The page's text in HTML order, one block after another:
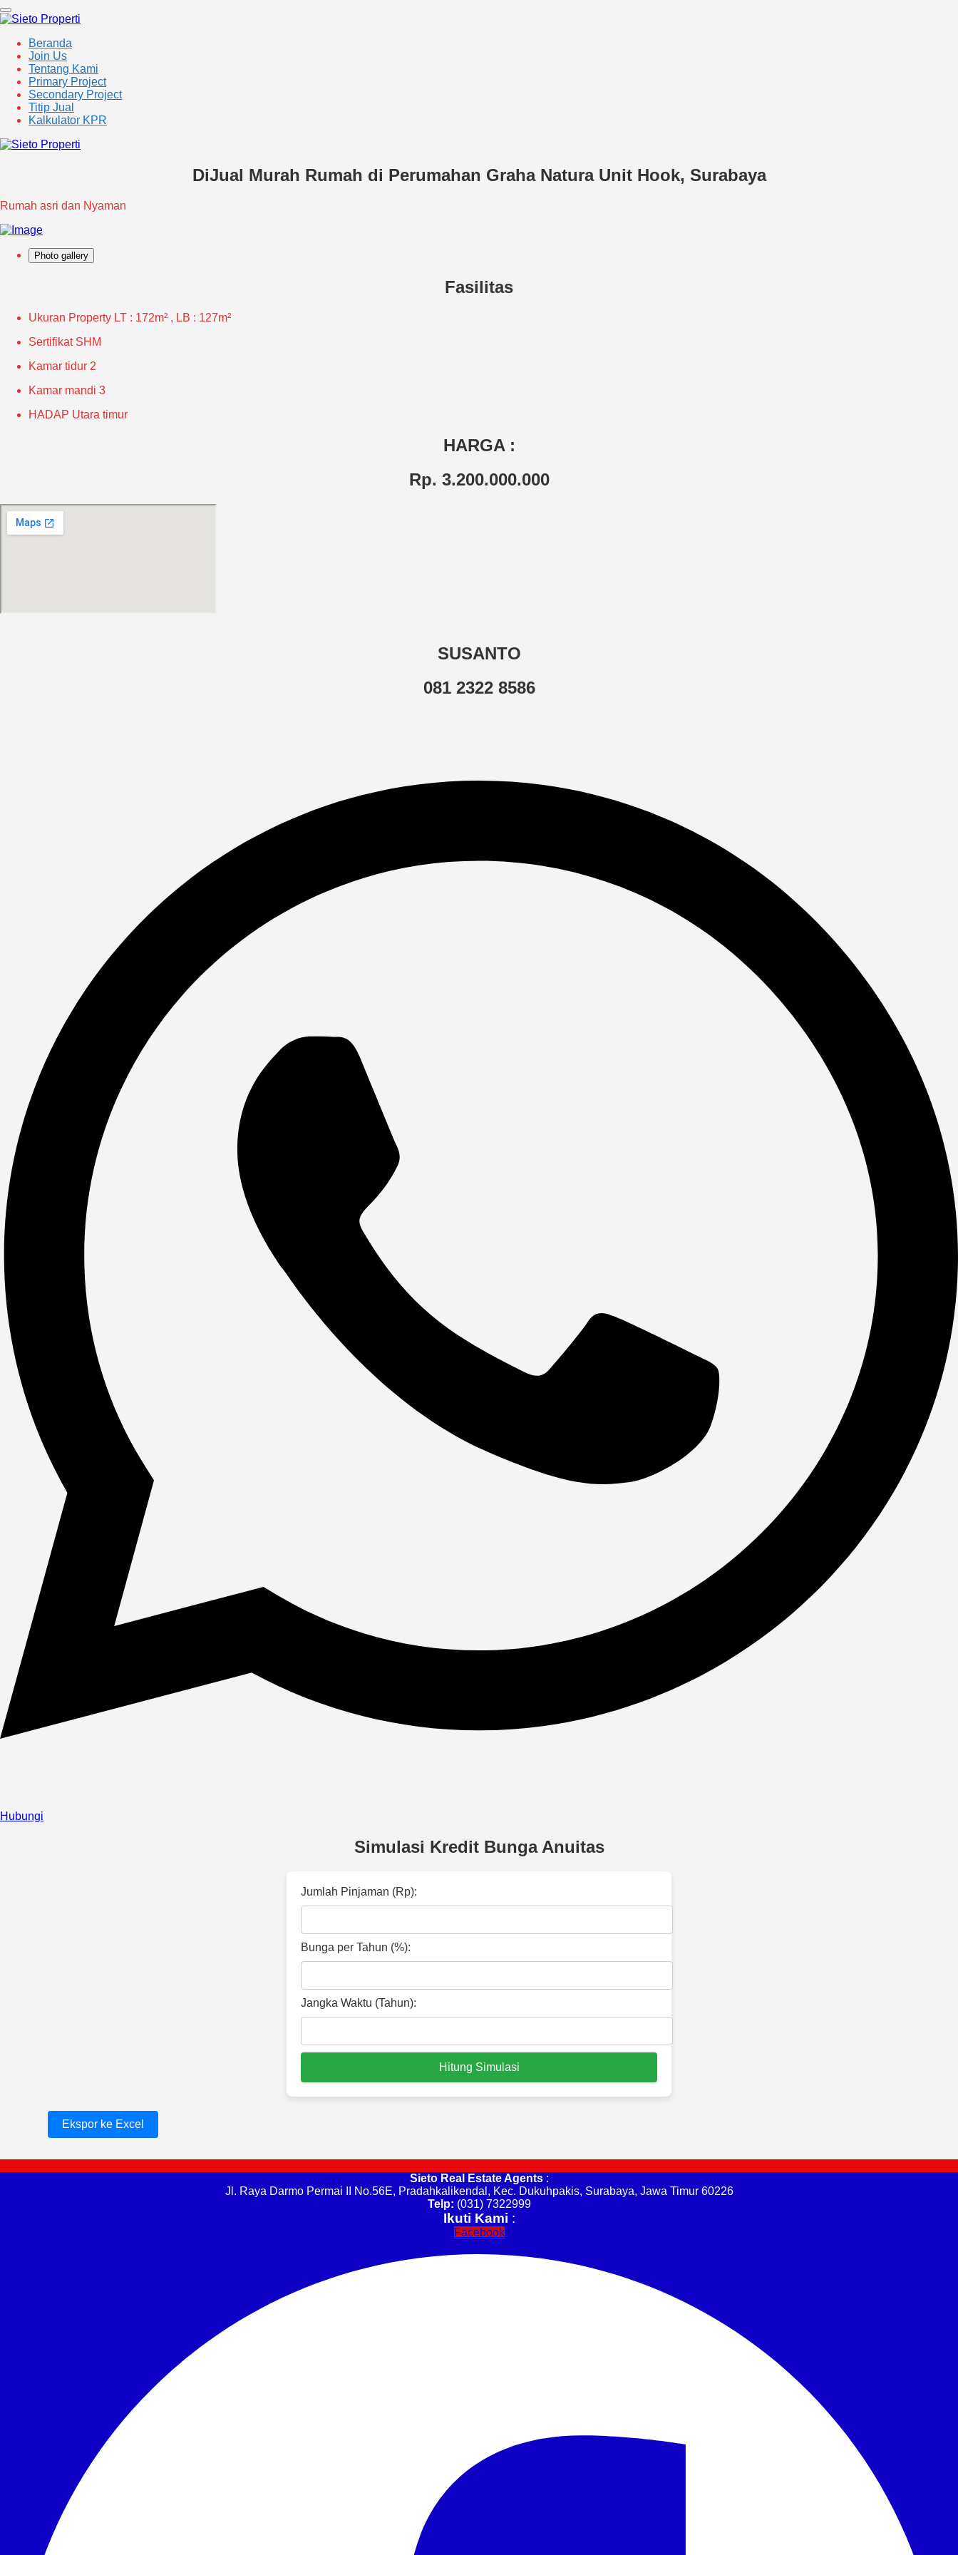
Beranda
Join Us
Tentang Kami
Primary Project
Secondary Project
Titip Jual
Kalkulator KPR
DiJual Murah Rumah di Perumahan Graha Natura Unit Hook, Surabaya
Rumah asri dan Nyaman
Photo gallery
Fasilitas
Ukuran Property LT : 172m² , LB : 127m²
Sertifikat SHM
Kamar tidur 2
Kamar mandi 3
HADAP Utara timur
HARGA :
Rp. 3.200.000.000
SUSANTO
081 2322 8586
Hubungi
Simulasi Kredit Bunga Anuitas
Jumlah Pinjaman (Rp):
Bunga per Tahun (%):
Jangka Waktu (Tahun):
Hitung Simulasi
Ekspor ke Excel
Sieto Real Estate Agents:
Jl. Raya Darmo Permai II No.56E, Pradahkalikendal, Kec. Dukuhpakis, Surabaya, Jawa Timur 60226
Telp: (031) 7322999
Ikuti Kami :
Facebook